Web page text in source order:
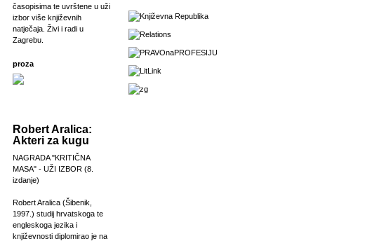
časopisima te uvrštene u uži
izbor više književnih
natječaja. Živi i radi u
Zagrebu.
proza
Robert Aralica:
Akteri za kugu
NAGRADA "KRITIČNA
MASA" - UŽI IZBOR (8.
izdanje)
Robert Aralica (Šibenik,
1997.) studij hrvatskoga te
engleskoga jezika i
književnosti diplomirao je na